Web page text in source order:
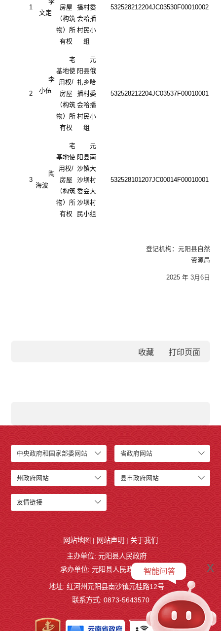
1
文定
房屋
（构筑
物）所
有权
播村委
会哈播
村民小
组
532528212204JC03530F00010002
2
李
小伍
宅
基地使
用权/
房屋
（构筑
物）所
有权
元
阳县俄
扎乡哈
播村委
会哈播
村民小
组
532528212204JC03537F00010001
3
陶
海波
宅
基地使
用权/
房屋
（构筑
物）所
有权
元
阳县南
沙镇大
沙坝村
委会大
沙坝村
民小组
532528101207JC00014F00010001
登记机构：元阳县自然
资源局
2025 年 3月6日
收藏
中央政府和国家部委网站 省政府网站
州政府网站 县市政府网站
友情链接
x
网站地图 | 网站声明 | 关于我们
主办单位: 元阳县人民政府
承办单位: 元阳县人民政府办公室
地址: 红河州元阳县南沙镇元桂路12号
联系方式: 0873-5643570